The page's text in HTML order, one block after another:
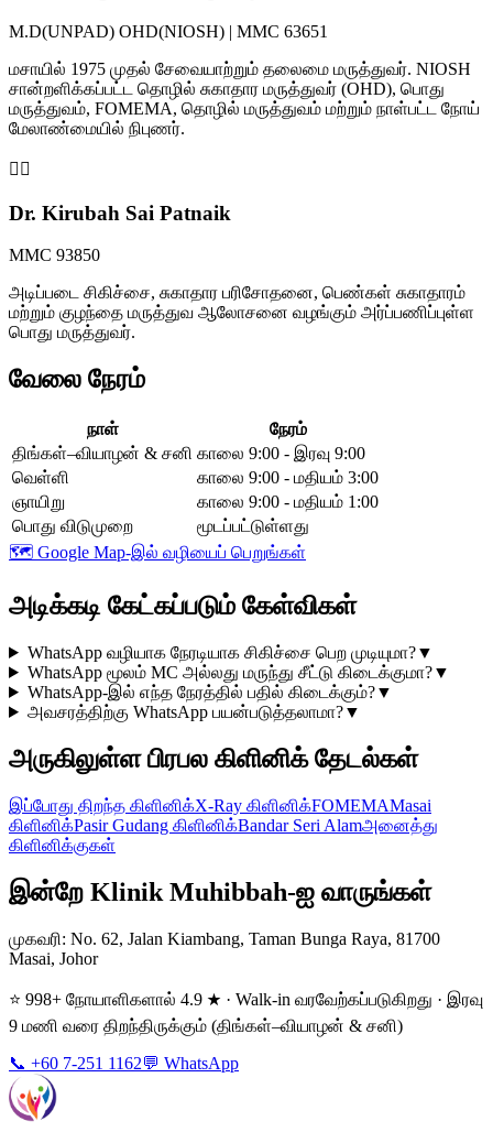
M.D(UNPAD) OHD(NIOSH) | MMC 63651
மசாயில் 1975 முதல் சேவையாற்றும் தலைமை மருத்துவர். NIOSH
சான்றளிக்கப்பட்ட தொழில் சுகாதார மருத்துவர் (OHD), பொது
மருத்துவம், FOMEMA, தொழில் மருத்துவம் மற்றும் நாள்பட்ட நோய்
மேலாண்மையில் நிபுணர்.
👩‍⚕️
Dr. Kirubah Sai Patnaik
MMC 93850
அடிப்படை சிகிச்சை, சுகாதார பரிசோதனை, பெண்கள் சுகாதாரம்
மற்றும் குழந்தை மருத்துவ ஆலோசனை வழங்கும் அர்ப்பணிப்புள்ள
பொது மருத்துவர்.
வேலை நேரம்
நாள்
நேரம்
திங்கள்–வியாழன் & சனி காலை 9:00 - இரவு 9:00
வெள்ளி
காலை 9:00 - மதியம் 3:00
ஞாயிறு
காலை 9:00 - மதியம் 1:00
பொது விடுமுறை
மூடப்பட்டுள்ளது
🗺️ Google Map-இல் வழியைப் பெறுங்கள்
அடிக்கடி கேட்கப்படும் கேள்விகள்
WhatsApp வழியாக நேரடியாக சிகிச்சை பெற முடியுமா?▼
WhatsApp மூலம் MC அல்லது மருந்து சீட்டு கிடைக்குமா?▼
WhatsApp-இல் எந்த நேரத்தில் பதில் கிடைக்கும்?▼
அவசரத்திற்கு WhatsApp பயன்படுத்தலாமா?▼
அருகிலுள்ள பிரபல கிளினிக் தேடல்கள்
இப்போது திறந்த கிளினிக்X-Ray கிளினிக்FOMEMAMasai
கிளினிக்Pasir Gudang கிளினிக்Bandar Seri Alamஅனைத்து
கிளினிக்குகள்
இன்றே Klinik Muhibbah-ஐ வாருங்கள்
முகவரி: No. 62, Jalan Kiambang, Taman Bunga Raya, 81700
Masai, Johor
⭐ 998+ நோயாளிகளால் 4.9 ★ · Walk-in வரவேற்கப்படுகிறது · இரவு
9 மணி வரை திறந்திருக்கும் (திங்கள்–வியாழன் & சனி)
📞 +60 7-251 1162💬 WhatsApp